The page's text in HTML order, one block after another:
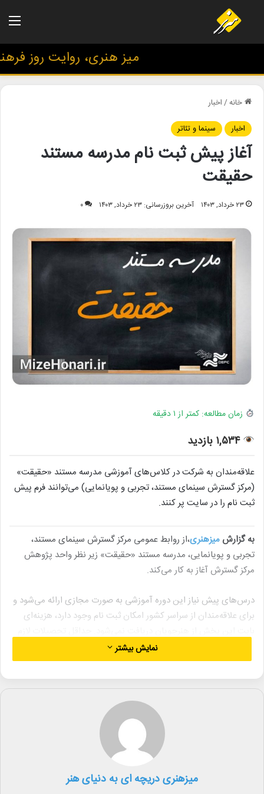
میز هنری، روایت روز
خانه/اخبار
اخبار
سینما و تئاتر
آغاز پیش ثبت نام مدرسه مستند
حقیقت
۲۳ خرداد, ۱۴۰۳ آخرین بروزرسانی: ۲۳ خرداد, ۱۴۰۳ ۰
زمان مطالعه: کمتر از ۱ دقیقه
۱,۵۳۴ بازدید
علاقه‌مندان به شرکت در کلاس‌های آموزشی مدرسه مستند «حقیقت»
(مرکز گسترش سینمای مستند، تجربی و پویانمایی) می‌توانند فرم پیش
ثبت نام را در سایت پر کنند.
به گزارش میزهنری،از روابط عمومی مرکز گسترش سینمای مستند،
تجربی و پویانمایی، مدرسه مستند «حقیقت» زیر نظر واحد پژوهش
مرکز گسترش آغاز به کار می‌کند.
درس‌های پیش نیاز این دوره آموزشی به صورت مجازی ارائه می‌شود و
برای علاقه‌مندان از سراسر کشور امکان ثبت نام وجود دارد، هزینه‌ای
برای شرکت در این دوره دیپلم در نظر گرفته شده، اما قابلیت‌های عمومی
داوطلبان از طریق فرم ثبت نام و در صورت لزوم مصاحبه بررسی می‌شود
.
کسانی که دروس پیش نیاز را می‌گذرانند پس از مصاحبه می‌توانند به
آموزش خود در سه ترم ادامه دهند. گذراندن دوره اصلی مشمول
پرداخت هزینه شده و پس از دو ترم ، در ترم سوم، که ترم پایانی این
دوره آموزشی است هنرجو باید یک فیلم مستند بسازد که مورد تأیید
نمایش بیشتر
میزهنری دریچه ای به دنیای هنر